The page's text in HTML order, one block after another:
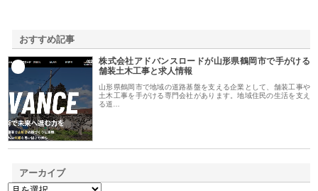
おすすめ記事
株式会社アドバンスロードが山形県鶴岡市で手がける
舗装土木工事と求人情報
山形県鶴岡市で地域の道路基盤を支える企業として、舗装工事や
土木工事を手がける専門会社があります。地域住民の生活を支え
る道…
アーカイブ